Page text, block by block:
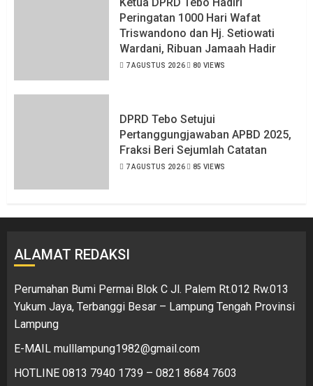
Peringatan 1000 Hari Wafat
Triswandono dan Hj. Setiowati
Wardani, Ribuan Jamaah Hadir
7 AGUSTUS 2026 80 VIEWS
DPRD Tebo Setujui
Pertanggungjawaban APBD 2025,
Fraksi Beri Sejumlah Catatan
7 AGUSTUS 2026 85 VIEWS
ALAMAT REDAKSI
Perumahan Bumi Permai Blok C Jl. Palem Rt.012 Rw.013
Yukum Jaya, Terbanggi Besar – Lampung Tengah Provinsi
Lampung
E-MAIL mulllampung1982@gmail.com
HOTLINE 0813 7940 1739 – 0821 8684 7603